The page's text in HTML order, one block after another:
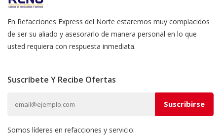
En Refacciones Express del Norte estaremos muy complacidos
de ser su aliado y asesorarlo de manera personal en lo que
usted requiera con respuesta inmediata.
Suscríbete Y Recibe Ofertas
Somos líderes en refacciones y servicio.